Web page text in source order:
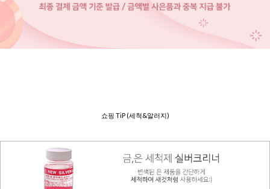
쇼핑 TiP (세척&알러지)